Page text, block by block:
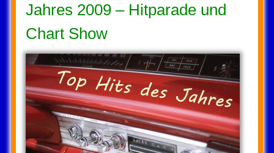
Jahres 2009 – Hitparade und
Chart Show